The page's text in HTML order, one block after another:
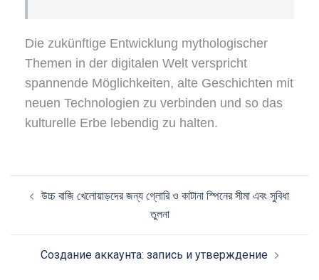
Die zukünftige Entwicklung mythologischer
Themen in der digitalen Welt verspricht
spannende Möglichkeiten, alte Geschichten mit
neuen Technologien zu verbinden und so das
kulturelle Erbe lebendig zu halten.
Post
navigation
উচ্চ বাজি খেলোয়াড়দের জন্য গ্লোরি ও কাটানা স্পিনের সীমা এবং সুবিধা
তুলনা
Создание аккаунта: запись и утверждение